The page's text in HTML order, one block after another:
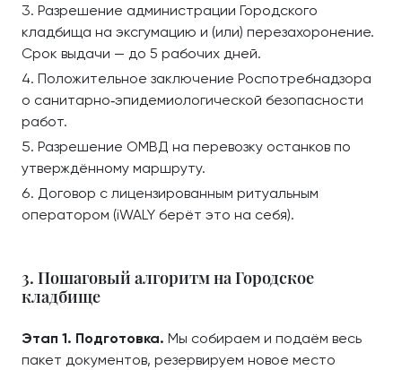
Разрешение администрации Городского
кладбища на эксгумацию и (или) перезахоронение.
Срок выдачи — до 5 рабочих дней.
Положительное заключение Роспотребнадзора
о санитарно‑эпидемиологической безопасности
работ.
Разрешение ОМВД на перевозку останков по
утверждённому маршруту.
Договор с лицензированным ритуальным
оператором (iWALY берёт это на себя).
3. Пошаговый алгоритм на Городское
кладбище
Этап 1. Подготовка. Мы собираем и подаём весь
пакет документов, резервируем новое место